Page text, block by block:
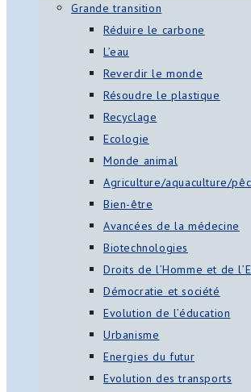
Grande transition
Réduire le carbone
L’eau
Reverdir le monde
Résoudre le plastique
Recyclage
Ecologie
Monde animal
Agriculture/aquaculture/
Bien-être
Avancées de la médecine
Biotechnologies
Droits de l’Homme et de
Démocratie et société
Evolution de l’éducation
Urbanisme
Energies du futur
Evolution des transports